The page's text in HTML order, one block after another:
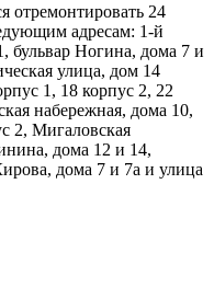
отремонтировать 24
адресам: 1-й
бульвар Ногина, дома 7 и
улица, дом 14
1, 18 корпус 2, 22
набережная, дома 10,
2, Мигаловская
дома 12 и 14,
дома 7 и 7а и улица